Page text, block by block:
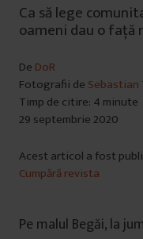
Ca să lege
oameni dau o față
De DoR
Fotografii de Sebastian
Timp de citire: 4 minute
29 septembrie 2020
Acest articol a fost
Cumpără revista
Pe malul Begăi, la